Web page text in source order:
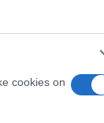
cookies on